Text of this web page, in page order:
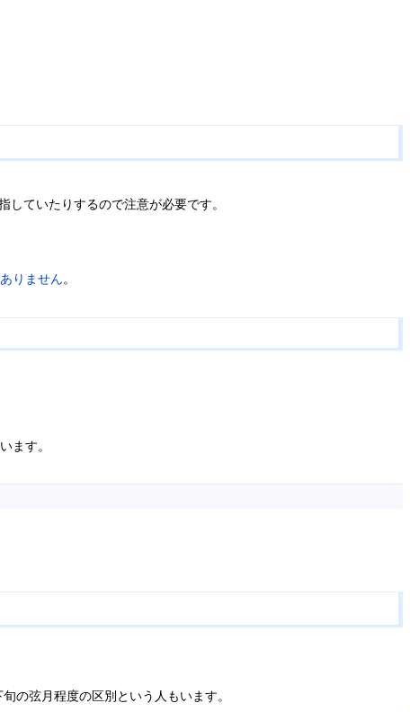
していたりするので注意が必要です。
りません。
ます。
の弦月程度の区別という人もいます。